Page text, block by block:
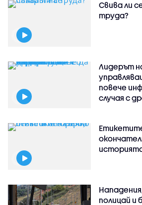
Свива ли
труда?
Лидерът
повече
случая с
полицай и